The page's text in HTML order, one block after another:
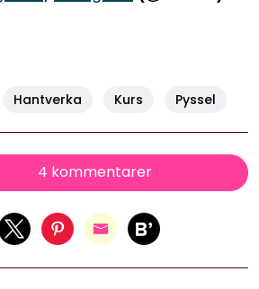
Hantverka Kurs Pyssel
4 kommentarer